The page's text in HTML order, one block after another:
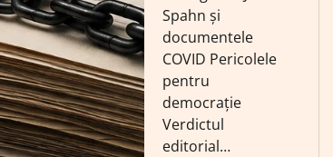
Spahn și
documentele
COVID Pericolele
pentru
democrație
Verdictul
editorial…